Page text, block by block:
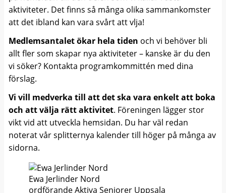
aktiviteter. Det finns så många olika sammankomster
att det ibland kan vara svårt att vlja!
Medlemsantalet ökar hela tiden och vi behöver bli
allt fler som skapar nya aktiviteter – kanske är du den
vi söker? Kontakta programkommittén med dina
förslag.
Vi vill medverka till att det ska vara enkelt att boka
och att välja rätt aktivitet. Föreningen lägger stor
vikt vid att utveckla hemsidan. Du har väl redan
noterat vår splitternya kalender till höger på många av
sidorna.
Ewa Jerlinder Nord
ordförande Aktiva Seniorer Uppsala